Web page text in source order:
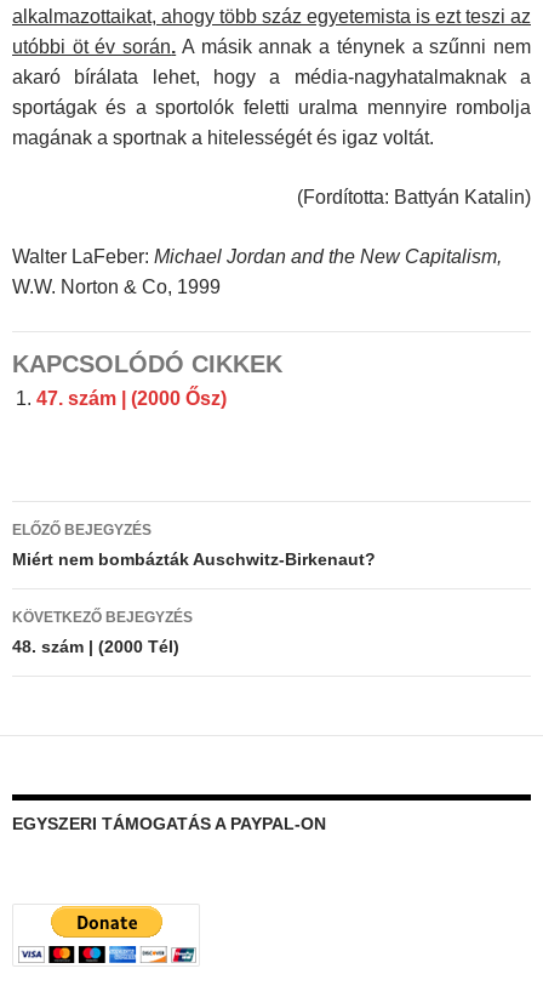
alkalmazottaikat, ahogy több száz egyetemista is ezt teszi az
utóbbi öt év során. A másik annak a ténynek a szűnni nem
akaró bírálata lehet, hogy a média-nagyhatalmaknak a
sportágak és a sportolók feletti uralma mennyire rombolja
magának a sportnak a hitelességét és igaz voltát.
(Fordította: Battyán Katalin)
Walter LaFeber: Michael Jordan and the New Capitalism,
W.W. Norton & Co, 1999
KAPCSOLÓDÓ CIKKEK
47. szám | (2000 Ősz)
Bejegyzés
navigáció
ELŐZŐ BEJEGYZÉS
Miért nem bombázták Auschwitz-Birkenaut?
KÖVETKEZŐ BEJEGYZÉS
48. szám | (2000 Tél)
EGYSZERI TÁMOGATÁS A PAYPAL-ON